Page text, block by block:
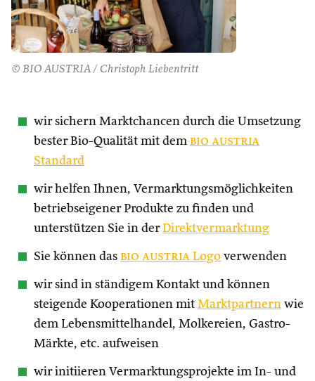
© BIO AUSTRIA / Christoph Liebentritt
wir sichern Marktchancen durch die Umsetzung
bester Bio-Qualität mit dem bio austria
Standard
wir helfen Ihnen, Vermarktungsmöglichkeiten
betriebseigener Produkte zu finden und
unterstützen Sie in derDirektvermarktung
Sie können das bio austria Logo verwenden
wir sind in ständigem Kontakt und können
steigende Kooperationen mit Marktpartnern wie
dem Lebensmittelhandel, Molkereien, Gastro-
Märkte, etc. aufweisen
wir initiieren Vermarktungsprojekte im In- und